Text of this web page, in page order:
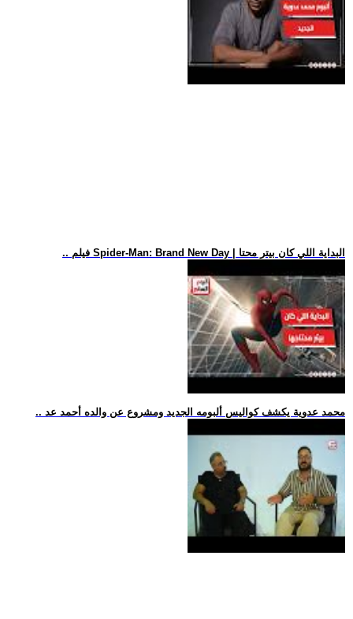
.. فيلم Spider-Man: Brand New Day | البداية اللي كان بيتر محتا
.. محمد عدوية يكشف كواليس ألبومه الجديد ومشروع عن والده أحمد عد